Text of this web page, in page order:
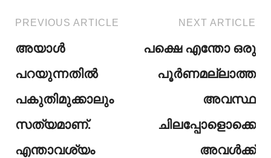
PREVIOUS ARTICLE
അയാൾ
പറയുന്നതിൽ
പകുതിമുക്കാലും
സത്യമാണ്.
എന്താവശ്യം
NEXT ARTICLE
പക്ഷെ എന്തോ ഒരു
പൂർണമല്ലാത്ത
അവസ്ഥ
ചിലപ്പോളൊക്കെ
അവൾക്ക്